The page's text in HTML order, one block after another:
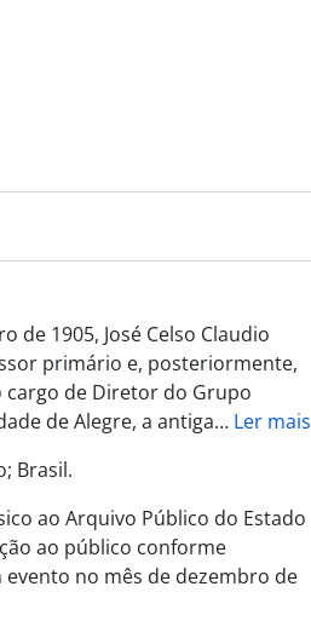
de 1905, José Celso Claudio
primário e, posteriormente,
cargo de Diretor do Grupo
de Alegre, a antiga… Ler mais
Brasil.
ao Arquivo Público do Estado
ao público conforme
no mês de dezembro de